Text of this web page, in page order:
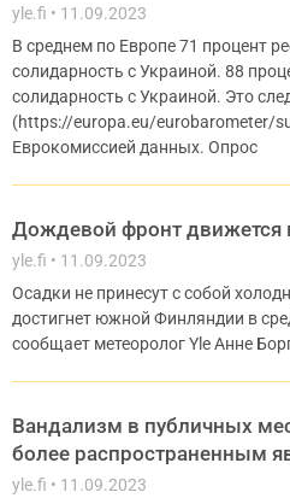
yle.fi
11.09.2023
В среднем по Европе 71 процент
солидарность с Украиной. 88
солидарность с Украиной. Это
(https://europa.eu/eurobarometer/
Еврокомиссией данных. Опрос
Дождевой фронт
yle.fi
11.09.2023
Осадки не принесут с собой
достигнет южной Финляндии в
сообщает метеоролог Yle Анне
Вандализм в публичных
более распространенным
yle.fi
11.09.2023